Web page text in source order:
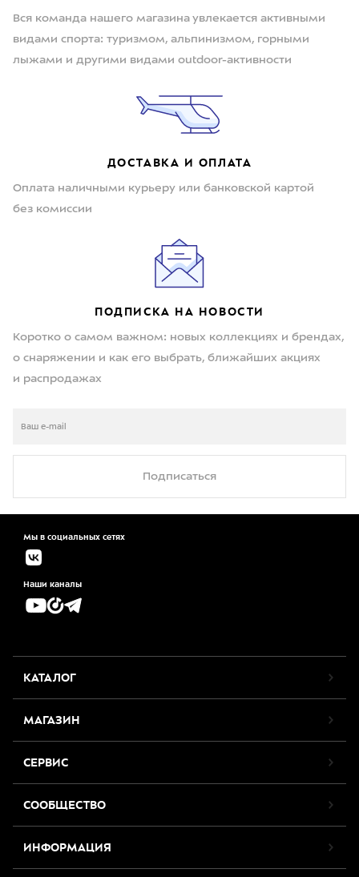
Вся команда нашего магазина увлекается активными
видами спорта: туризмом, альпинизмом, горными
лыжами и другими видами outdoor-активности
ДОСТАВКА И ОПЛАТА
Оплата наличными курьеру или банковской картой
без комиссии
ПОДПИСКА НА НОВОСТИ
Коротко о самом важном: новых коллекциях и брендах,
о снаряжении и как его выбрать, ближайших акциях
и распродажах
Подписаться
Мы в социальных сетях
Наши каналы
КАТАЛОГ
МАГАЗИН
СЕРВИС
СООБЩЕСТВО
ИНФОРМАЦИЯ